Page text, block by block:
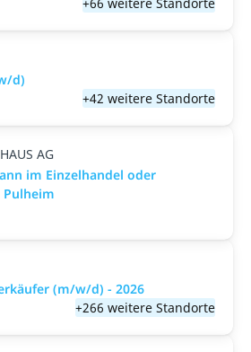
d)
+42 weitere Standorte
AG
im Einzelhandel oder
(m/w/d) - 2026
+266 weitere Standorte